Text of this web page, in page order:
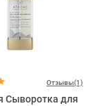
Отзывы(1)
Сыворотка для